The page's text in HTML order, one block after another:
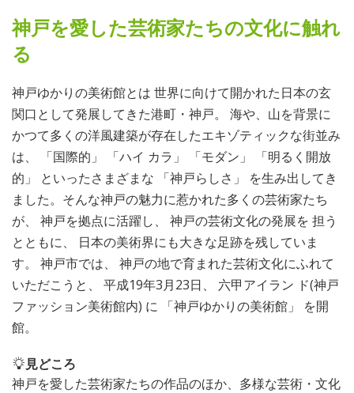
神戸を愛した芸術家たちの文化に触れ
る
神戸ゆかりの美術館とは 世界に向けて開かれた日本の玄
関口として発展してきた港町・神戸。 海や、山を背景に
かつて多くの洋風建築が存在したエキゾティックな街並み
は、 「国際的」 「ハイ カラ」 「モダン」 「明るく開放
的」 といったさまざまな 「神戸らしさ」 を生み出してき
ました。そんな神戸の魅力に惹かれた多くの芸術家たち
が、 神戸を拠点に活躍し、 神戸の芸術文化の発展を 担う
とともに、 日本の美術界にも大きな足跡を残していま
す。 神戸市では、 神戸の地で育まれた芸術文化にふれて
いただこうと、 平成19年3月23日、 六甲アイラン ド(神戸
ファッション美術館内) に 「神戸ゆかりの美術館」 を開
館。
見どころ
神戸を愛した芸術家たちの作品のほか、多様な芸術・文化